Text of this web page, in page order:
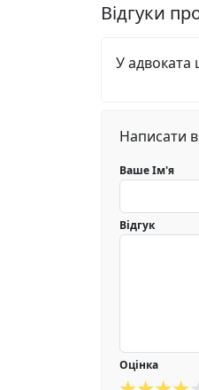
Відгуки
У адвоката
Написати
Ваше Ім'я
Відгук
Оцінка